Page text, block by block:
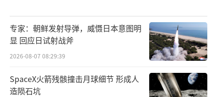
专家：朝鲜发射导弹，威慑日本意图明
显 回应日试射战斧
2026-08-07 08:29:39
SpaceX火箭残骸撞击月球细节 形成人
造陨石坑